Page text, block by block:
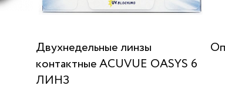
Двухнедельные линзы
контактные ACUVUE OASYS 6
ЛИНЗ